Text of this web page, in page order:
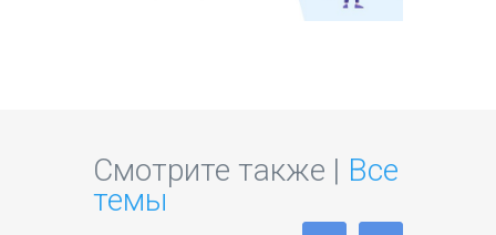
Смотрите также | Все
темы